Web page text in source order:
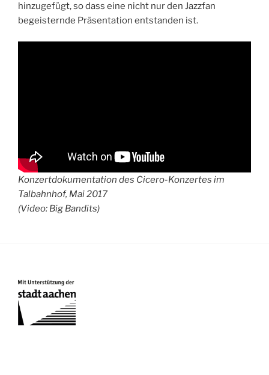
hinzugefügt, so dass eine nicht nur den Jazzfan
begeisternde Präsentation entstanden ist.
Konzertdokumentation des Cicero-Konzertes im
Talbahnhof, Mai 2017
(Video: Big Bandits)